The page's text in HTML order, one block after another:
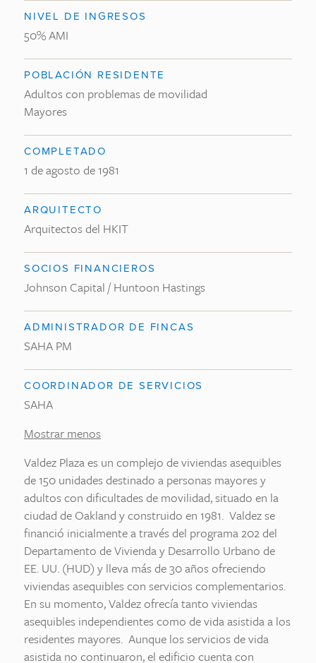
NIVEL DE INGRESOS
50% AMI
POBLACIÓN RESIDENTE
Adultos con problemas de movilidad
Mayores
COMPLETADO
1 de agosto de 1981
ARQUITECTO
Arquitectos del HKIT
SOCIOS FINANCIEROS
Johnson Capital / Huntoon Hastings
ADMINISTRADOR DE FINCAS
SAHA PM
COORDINADOR DE SERVICIOS
SAHA
Mostrar menos
Valdez Plaza es un complejo de viviendas asequibles
de 150 unidades destinado a personas mayores y
adultos con dificultades de movilidad, situado en la
ciudad de Oakland y construido en 1981. Valdez se
financió inicialmente a través del programa 202 del
Departamento de Vivienda y Desarrollo Urbano de
EE. UU. (HUD) y lleva más de 30 años ofreciendo
viviendas asequibles con servicios complementarios.
En su momento, Valdez ofrecía tanto viviendas
asequibles independientes como de vida asistida a los
residentes mayores. Aunque los servicios de vida
asistida no continuaron, el edificio cuenta con